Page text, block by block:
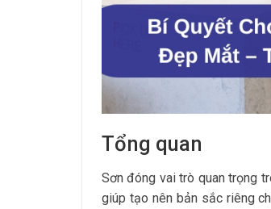
Tổng quan
Sơn đóng vai trò quan trọng
giúp tạo nên bản sắc riêng